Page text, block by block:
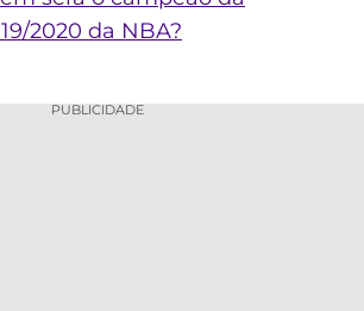
2020 da NBA?
PUBLICIDADE